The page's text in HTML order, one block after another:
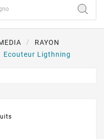
RAYON
Ecouteur Ligthning